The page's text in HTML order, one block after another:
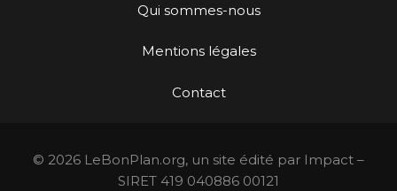
Qui sommes-nous
Mentions légales
Contact
© 2026 LeBonPlan.org, un site édité par Impact –
SIRET 419 040886 00121